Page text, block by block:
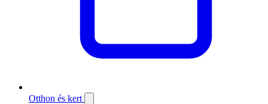
Otthon és kert